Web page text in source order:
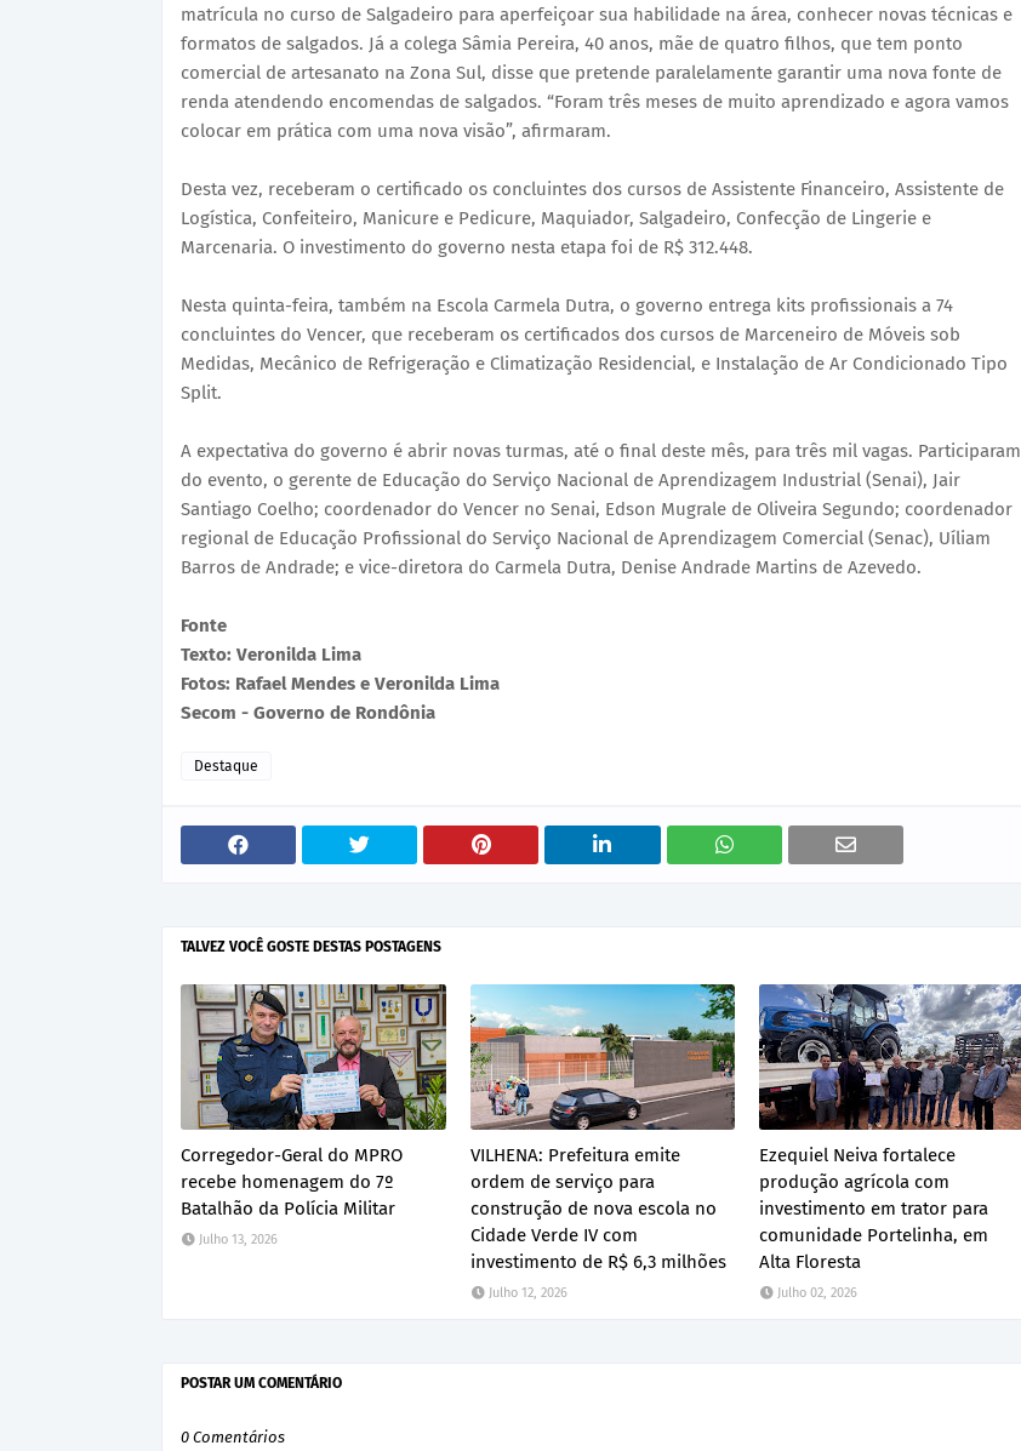
matrícula no curso de Salgadeiro para aperfeiçoar sua habilidade na área, conhecer novas técnicas e
formatos de salgados. Já a colega Sâmia Pereira, 40 anos, mãe de quatro filhos, que tem ponto
comercial de artesanato na Zona Sul, disse que pretende paralelamente garantir uma nova fonte de
renda atendendo encomendas de salgados. “Foram três meses de muito aprendizado e agora vamos
colocar em prática com uma nova visão”, afirmaram.
Desta vez, receberam o certificado os concluintes dos cursos de Assistente Financeiro, Assistente de
Logística, Confeiteiro, Manicure e Pedicure, Maquiador, Salgadeiro, Confecção de Lingerie e
Marcenaria. O investimento do governo nesta etapa foi de R$ 312.448.
Nesta quinta-feira, também na Escola Carmela Dutra, o governo entrega kits profissionais a 74
concluintes do Vencer, que receberam os certificados dos cursos de Marceneiro de Móveis sob
Medidas, Mecânico de Refrigeração e Climatização Residencial, e Instalação de Ar Condicionado Tipo
Split.
A expectativa do governo é abrir novas turmas, até o final deste mês, para três mil vagas. Participaram
do evento, o gerente de Educação do Serviço Nacional de Aprendizagem Industrial (Senai), Jair
Santiago Coelho; coordenador do Vencer no Senai, Edson Mugrale de Oliveira Segundo; coordenador
regional de Educação Profissional do Serviço Nacional de Aprendizagem Comercial (Senac), Uíliam
Barros de Andrade; e vice-diretora do Carmela Dutra, Denise Andrade Martins de Azevedo.
Fonte
Texto: Veronilda Lima
Fotos: Rafael Mendes e Veronilda Lima
Secom - Governo de Rondônia
Destaque
TALVEZ VOCÊ GOSTE DESTAS POSTAGENS
Corregedor-Geral do MPRO
recebe homenagem do 7º
Batalhão da Polícia Militar
Julho 13, 2026
VILHENA: Prefeitura emite
ordem de serviço para
construção de nova escola no
Cidade Verde IV com
investimento de R$ 6,3 milhões
Julho 12, 2026
Ezequiel Neiva fortalece
produção agrícola com
investimento em trator para
comunidade Portelinha, em
Alta Floresta
Julho 02, 2026
POSTAR UM COMENTÁRIO
0 Comentários